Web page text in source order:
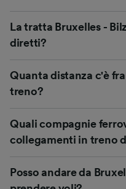
La tratta Bruxelles -
diretti?
Quanta distanza c'è
treno?
Quali compagnie
collegamenti in treno
Posso andare da